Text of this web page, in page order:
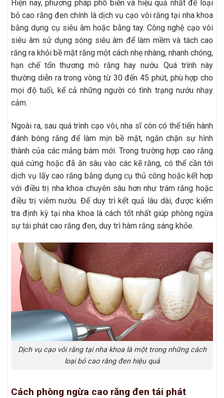
Hiện nay, phương pháp phổ biến và hiệu quả nhất để loại
bỏ cao răng đen chính là dịch vụ cạo vôi răng tại nha khoa
bằng dụng cụ siêu âm hoặc bằng tay. Công nghệ cạo vôi
siêu âm sử dụng sóng siêu âm để làm mềm và tách cao
răng ra khỏi bề mặt răng một cách nhẹ nhàng, nhanh chóng,
hạn chế tổn thương mô răng hay nướu. Quá trình này
thường diễn ra trong vòng từ 30 đến 45 phút, phù hợp cho
mọi độ tuổi, kể cả những người có tình trạng nướu nhạy
cảm.
Ngoài ra, sau quá trình cạo vôi, nha sĩ còn có thể tiến hành
đánh bóng răng để làm mịn bề mặt, ngăn chặn sự hình
thành của các mảng bám mới. Trong trường hợp cao răng
quá cứng hoặc đã ăn sâu vào các kẽ răng, có thể cần tới
dịch vụ lấy cao răng bằng dụng cụ thủ công hoặc kết hợp
với điều trị nha khoa chuyên sâu hơn như trám răng hoặc
điều trị viêm nướu. Để duy trì kết quả lâu dài, được kiểm
tra định kỳ tại nha khoa là cách tốt nhất giúp phòng ngừa
sự tái phát cao răng đen, duy trì hàm răng sáng khỏe.
Dịch vụ cạo vôi răng tại nha khoa là một trong những cách
loại bỏ cao răng đen hiệu quả
Cách phòng ngừa cao răng đen tái phát